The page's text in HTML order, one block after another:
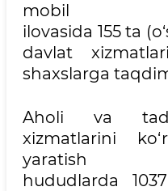
mobil
ilovasida 155 ta
davlat
shaxslarga
Aholi va
xizmatlarini
yaratish
hududlarda